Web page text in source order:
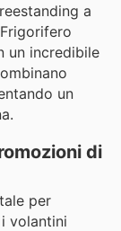
a
un incredibile
un
di
per
volantini